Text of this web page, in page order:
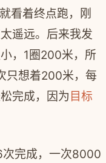
看着终点跑，刚
遥远。后来我发
，1圈200米，所
只想着200米，每
完成，因为 目标
完成，一次8000